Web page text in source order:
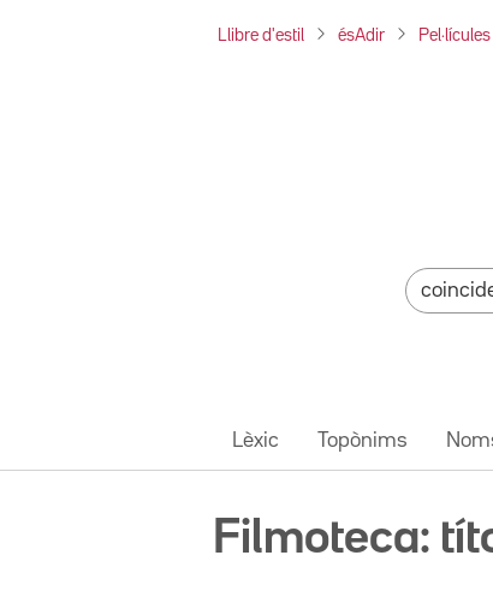
Llibre d'estil ésAdir Pel·lícules
Lèxic Topònims
Filmoteca: